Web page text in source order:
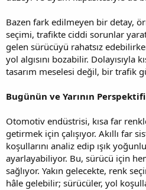
Bazen fark edilmeyen bir detay,
seçimi, trafikte ciddi sorunlar
gelen sürücüyü rahatsız
yol algısını bozabilir. Dolayısıyla
tasarım meselesi değil, bir trafik
Bugünün ve Yarının Perspektifi
Otomotiv endüstrisi, kısa far
getirmek için çalışıyor. Akıllı far
koşullarını analiz edip ışık
ayarlayabiliyor. Bu, sürücü için
sağlıyor. Yakın gelecekte, renk
hâle gelebilir; sürücüler, yol